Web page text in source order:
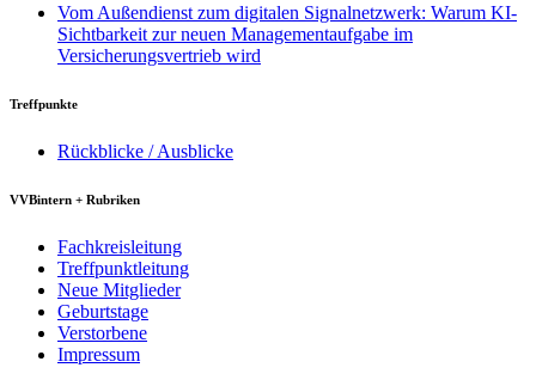
Vom Außendienst zum digitalen Signalnetzwerk: Warum KI-
Sichtbarkeit zur neuen Managementaufgabe im
Versicherungsvertrieb wird
Treffpunkte
Rückblicke / Ausblicke
VVBintern + Rubriken
Fachkreisleitung
Treffpunktleitung
Neue Mitglieder
Geburtstage
Verstorbene
Impressum